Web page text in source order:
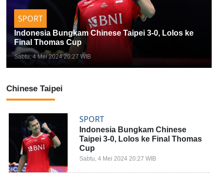
SPORT
Indonesia Bungkam Chinese Taipei 3-0, Lolos ke
Final Thomas Cup
Sabtu, 4 Mei 2024 20:27 WIB
Chinese Taipei
SPORT
Indonesia Bungkam Chinese
Taipei 3-0, Lolos ke Final Thomas
Cup
Sabtu, 4 Mei 2024 20:27 WIB